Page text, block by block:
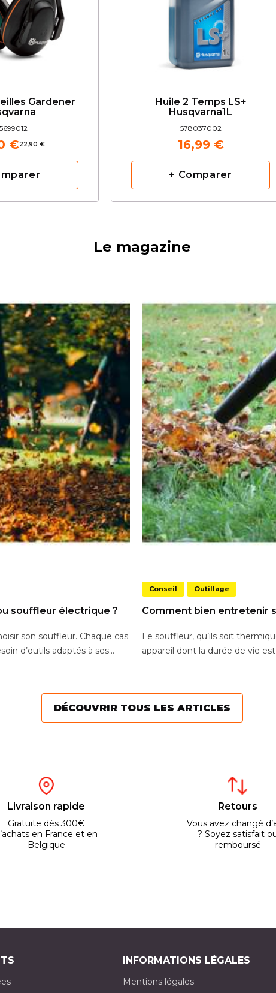
Gardener
22,90 €
€
Huile 2 Temps LS+
Husqvarna1L
578037002
16,99 €
+ Comparer
Le magazine
souffleur électrique ?
son souffleur. Chaque cas
d’outils adaptés à ses...
Conseil Outillage
Comment bien entretenir
Le souffleur, qu’ils soit
appareil dont la durée de vie
DÉCOUVRIR TOUS LES ARTICLES
Livraison rapide
Gratuite dès 300€
en France et en
Belgique
Retours
Vous avez changé
? Soyez satisfait
remboursé
INFORMATIONS LÉGALES
Mentions légales